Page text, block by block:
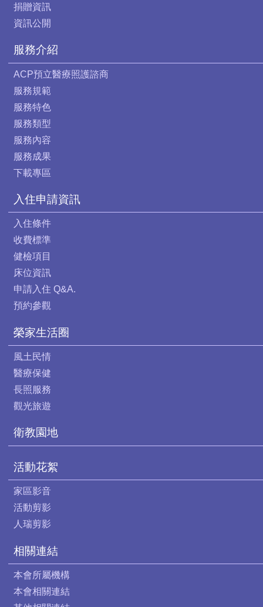
捐贈資訊
資訊公開
服務介紹
ACP預立醫療照護諮商
服務規範
服務特色
服務類型
服務內容
服務成果
下載專區
入住申請資訊
入住條件
收費標準
健檢項目
床位資訊
申請入住 Q&A.
預約參觀
榮家生活圈
風土民情
醫療保健
長照服務
觀光旅遊
衛教園地
活動花絮
家區影音
活動剪影
人瑞剪影
相關連結
本會所屬機構
本會相關連結